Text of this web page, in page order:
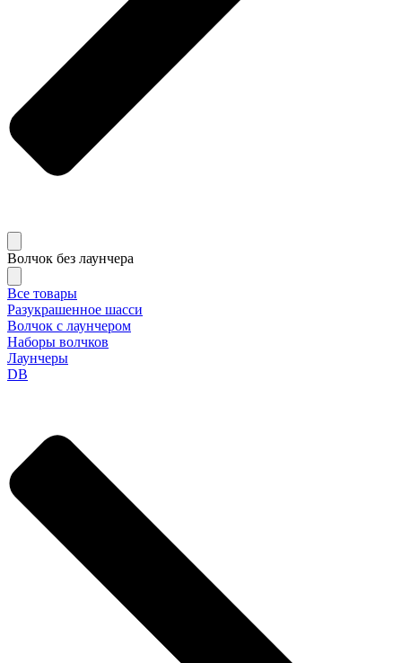
Волчок без лаунчера
Все товары
Разукрашенное шасси
Волчок с лаунчером
Наборы волчков
Лаунчеры
DB